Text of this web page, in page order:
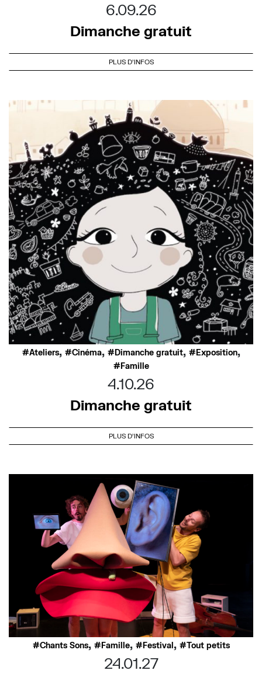
6.09.26
Dimanche gratuit
PLUS D'INFOS
Ateliers, Cinéma, Dimanche gratuit, Exposition,
Famille
4.10.26
Dimanche gratuit
PLUS D'INFOS
Chants Sons, Famille, Festival , Tout petits
24.01.27